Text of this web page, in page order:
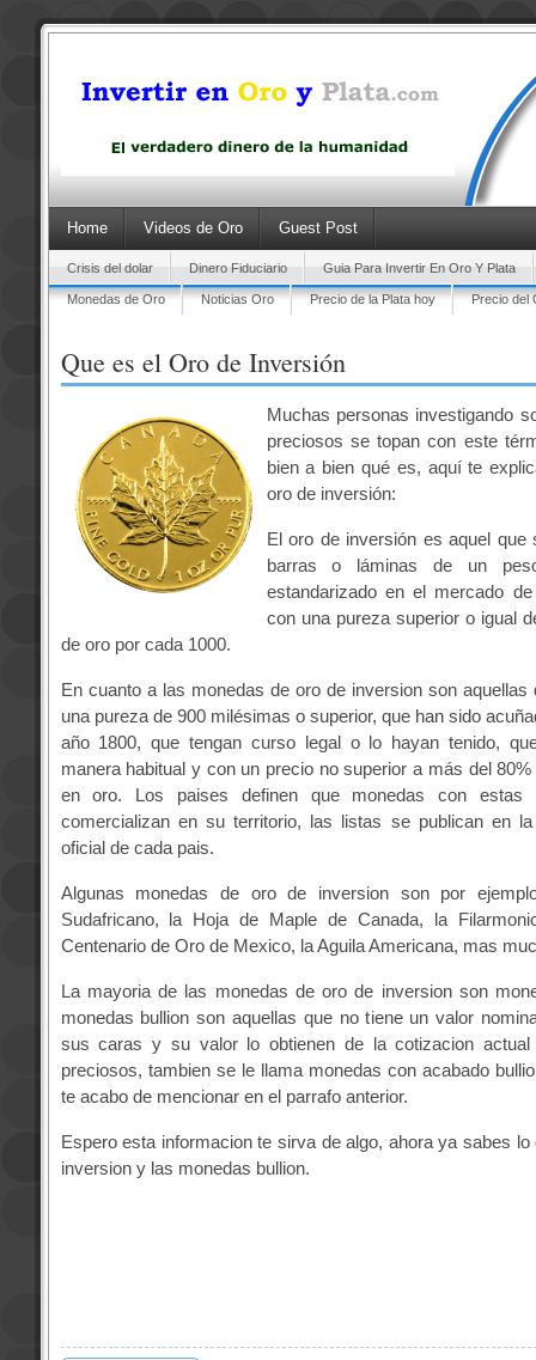
Home Videos de Oro Guest Post
Crisis del dolar Dinero Fiduciario Guia Para Invertir En Oro Y Plata
Monedas de Oro Noticias Oro Precio de la Plata hoy Precio del
Que es el Oro de Inversión
Muchas personas investigando
preciosos se topan con este
bien a bien qué es, aquí te
oro de inversión:
El oro de inversión es aquel que
barras o láminas de un
estandarizado en el mercado
con una pureza superior o igual
de oro por cada 1000.
En cuanto a las monedas de oro de inversion son aquellas
una pureza de 900 milésimas o superior, que han sido
año 1800, que tengan curso legal o lo hayan tenido,
manera habitual y con un precio no superior a más del
en oro. Los paises definen que monedas con estas
comercializan en su territorio, las listas se publican en
oficial de cada pais.
Algunas monedas de oro de inversion son por
Sudafricano, la Hoja de Maple de Canada, la
Centenario de Oro de Mexico, la Aguila Americana, mas
La mayoria de las monedas de oro de inversion son
monedas bullion son aquellas que no tiene un valor
sus caras y su valor lo obtienen de la cotizacion
preciosos, tambien se le llama monedas con acabado
te acabo de mencionar en el parrafo anterior.
Espero esta informacion te sirva de algo, ahora ya sabes lo
inversion y las monedas bullion.